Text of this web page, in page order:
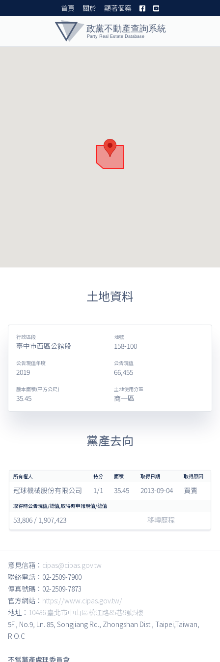
首頁 關於 顯著個案
土地資料
行政區段
臺中市西區公館段
地號
158-100
公告現值年度
2019
公告現值
66,455
謄本面積(平方公尺)
35.45
土地使用分區
商一區
黨產去向
冠球機械股份有限公司 1/1 35.45 2013-09-04 買賣
53,806 / 1,907,423 移轉歷程
意見信箱： cipas@cipas.gov.tw
聯絡電話：02-2509-7900
傳真號碼：02-2509-7873
官方網站： https://www.cipas.gov.tw/
地址： 10486 臺北市中山區松江路85巷9號5樓
5F., No.9, Ln. 85, Songjiang Rd., Zhongshan Dist., Taipei,Taiwan,
R.O.C
不當黨產處理委員會